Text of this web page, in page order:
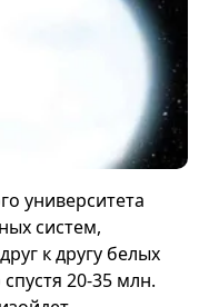
университета
систем,
к другу белых
20-35 млн.